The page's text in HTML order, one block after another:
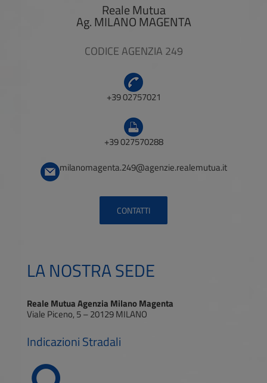
Reale Mutua
Ag. MILANO MAGENTA
CODICE AGENZIA 249
+39 02757021
+39 027570288
milanomagenta.249@agenzie.realemutua.it
CONTATTI
LA NOSTRA SEDE
Reale Mutua Agenzia Milano Magenta
Viale Piceno, 5 – 20129 MILANO
Indicazioni Stradali